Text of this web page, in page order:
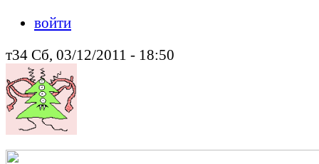
войти
т34 Сб, 03/12/2011 - 18:50